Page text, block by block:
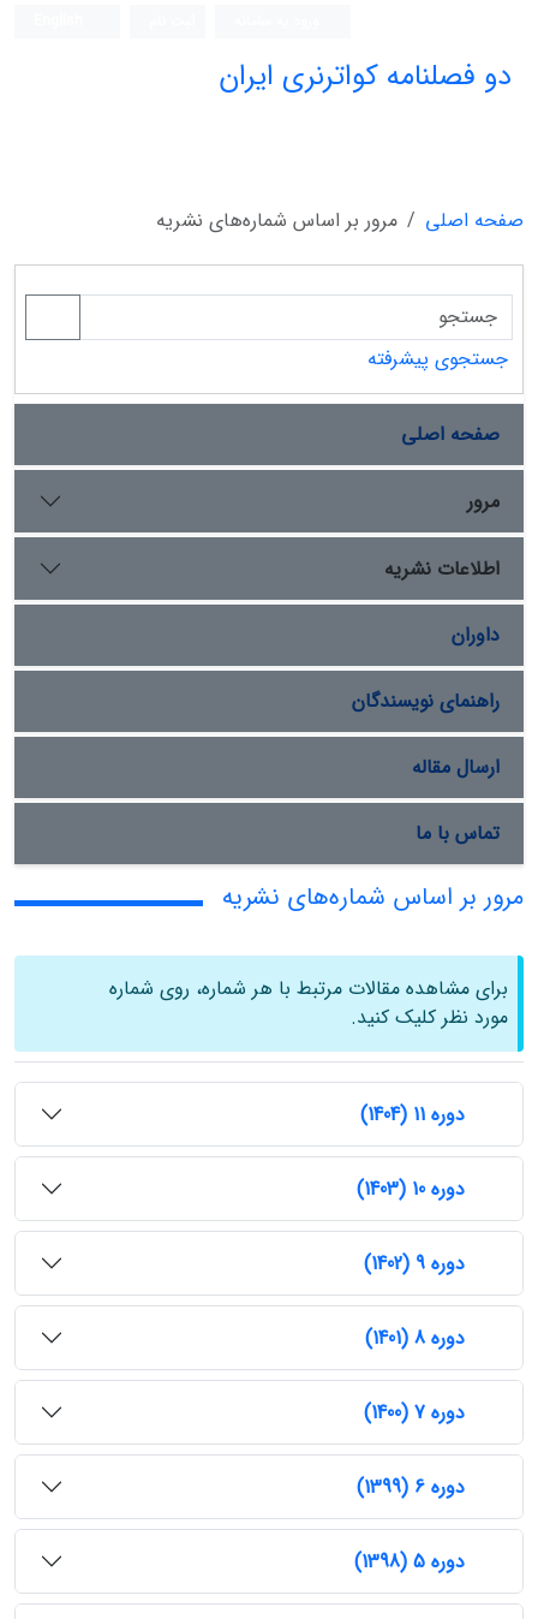
دو فصلنامه کواترنری ایران
صفحه اصلی مرور بر اساس شماره‌های نشریه
جستجوی پیشرفته
صفحه اصلی
مرور
اطلاعات نشریه
داوران
راهنمای نویسندگان
ارسال مقاله
تماس با ما
مرور بر اساس شماره‌های نشریه
برای مشاهده مقالات مرتبط با هر شماره، روی شماره
مورد نظر کلیک کنید.
دوره 11 (1404)
دوره 10 (1403)
دوره 9 (1402)
دوره 8 (1401)
دوره 7 (1400)
دوره 6 (1399)
دوره 5 (1398)